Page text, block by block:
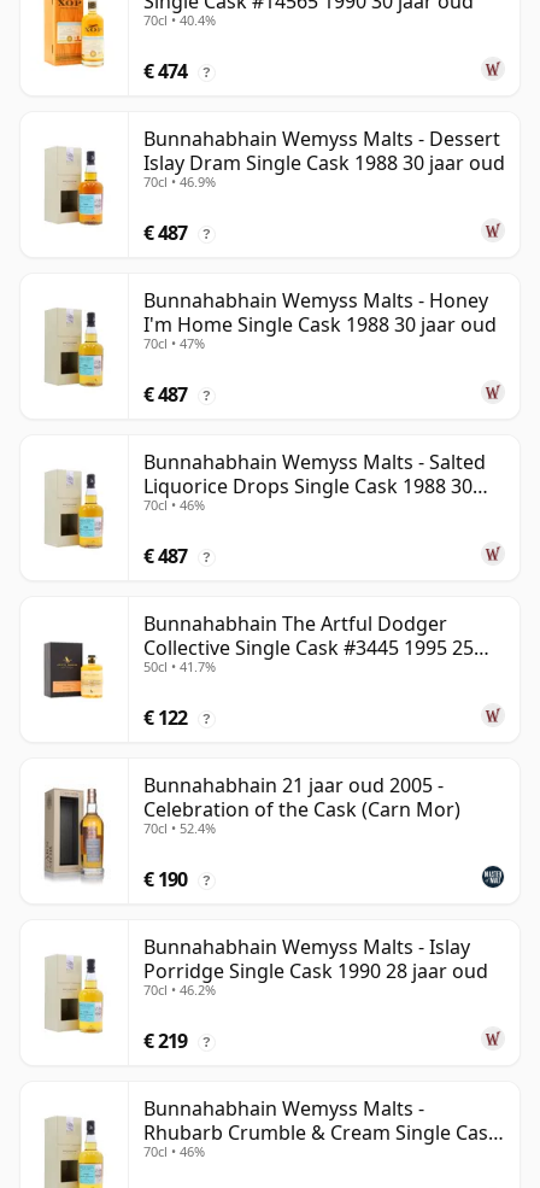
70cl • 40.4%
€ 474 ?
Bunnahabhain Wemyss Malts - Dessert
Islay Dram Single Cask 1988 30 jaar oud
70cl • 46.9%
€ 487 ?
Bunnahabhain Wemyss Malts - Honey
I'm Home Single Cask 1988 30 jaar oud
70cl • 47%
€ 487 ?
Bunnahabhain Wemyss Malts - Salted
Liquorice Drops Single Cask 1988 30
jaar oud
70cl • 46%
€ 487 ?
Bunnahabhain The Artful Dodger
Collective Single Cask #3445 1995 25
jaar oud
50cl • 41.7%
€ 122 ?
Bunnahabhain 21 jaar oud 2005 -
Celebration of the Cask (Carn Mor)
70cl • 52.4%
€ 190 ?
Bunnahabhain Wemyss Malts - Islay
Porridge Single Cask 1990 28 jaar oud
70cl • 46.2%
€ 219 ?
Bunnahabhain Wemyss Malts -
Rhubarb Crumble & Cream Single Cask
1990 28 jaar oud
70cl • 46%